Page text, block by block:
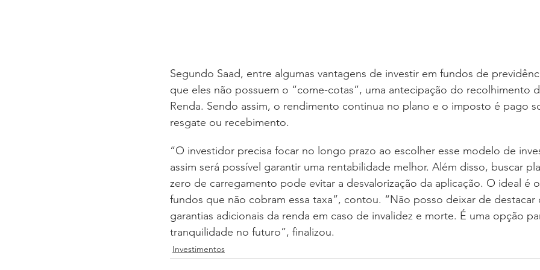
Segundo Saad, entre algumas vantagens de investir em fundos de
que eles não possuem o “come-cotas”, uma antecipação do recolhimento
Renda. Sendo assim, o rendimento continua no plano e o imposto é pago
resgate ou recebimento.
“O investidor precisa focar no longo prazo ao escolher esse modelo de
assim será possível garantir uma rentabilidade melhor. Além disso, buscar
zero de carregamento pode evitar a desvalorização da aplicação. O ideal é
fundos que não cobram essa taxa”, contou. “Não posso deixar de
garantias adicionais da renda em caso de invalidez e morte. É uma opção
tranquilidade no futuro”, finalizou.
Investimentos